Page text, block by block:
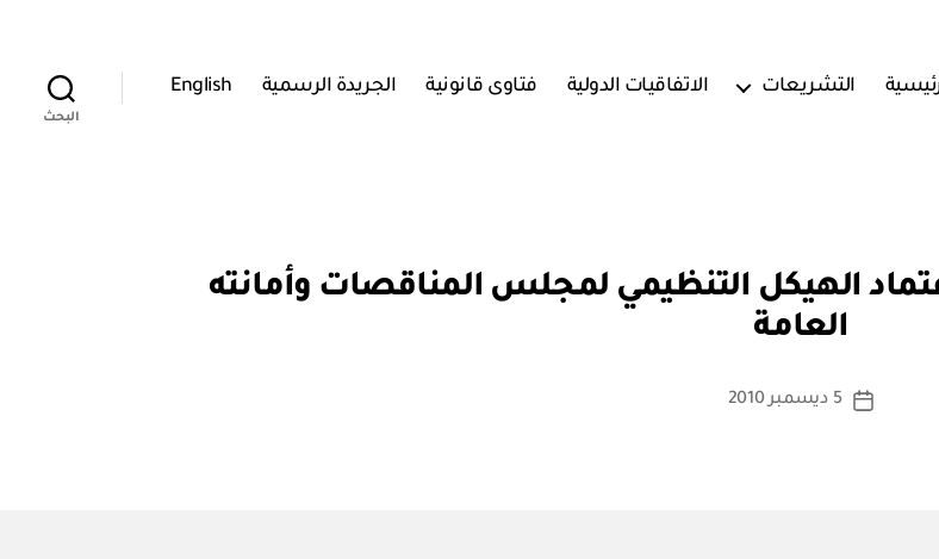
التشريعات الاتفاقيات الدولية فتاوى قانونية الجريدة الرسمية English
البحث
سلطاني رقم ١١٦ / ٢٠١٠ باعتماد الهيكل التنظيمي لمجلس المناقصات وأمانته
العامة
كاتب
بو
ا
ة
تاريخ
5 ديسمبر 2010